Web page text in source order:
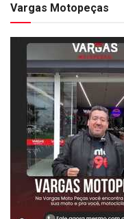
Vargas Motopeças